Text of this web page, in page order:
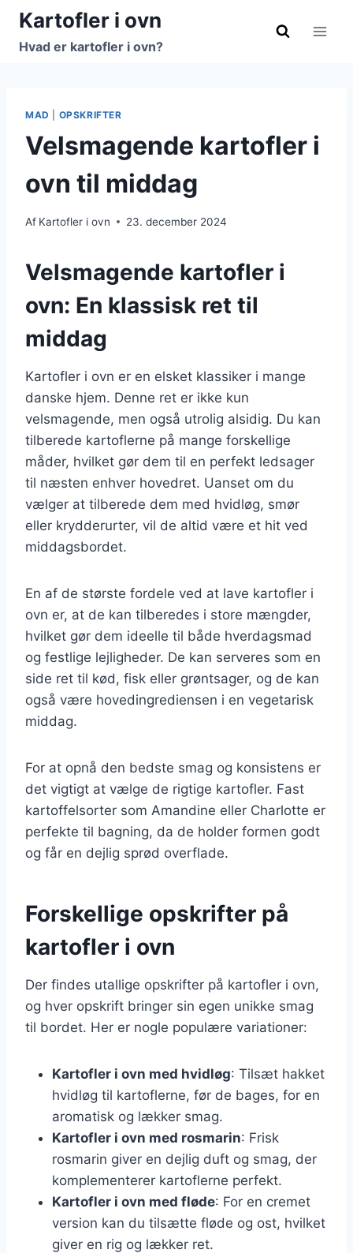
Fortsæt
indhold
Kartofler i ovn
Hvad er kartofler i ovn?
MAD OPSKRIFTER
Velsmagende kartofler i
ovn til middag
Af Kartofler i ovn 23. december 2024
Velsmagende kartofler i
ovn: En klassisk ret til
middag
Kartofler i ovn er en elsket klassiker i mange
danske hjem. Denne ret er ikke kun
velsmagende, men også utrolig alsidig. Du kan
tilberede kartoflerne på mange forskellige
måder, hvilket gør dem til en perfekt ledsager
til næsten enhver hovedret. Uanset om du
vælger at tilberede dem med hvidløg, smør
eller krydderurter, vil de altid være et hit ved
middagsbordet.
En af de største fordele ved at lave kartofler i
ovn er, at de kan tilberedes i store mængder,
hvilket gør dem ideelle til både hverdagsmad
og festlige lejligheder. De kan serveres som en
side ret til kød, fisk eller grøntsager, og de kan
også være hovedingrediensen i en vegetarisk
middag.
For at opnå den bedste smag og konsistens er
det vigtigt at vælge de rigtige kartofler. Fast
kartoffelsorter som Amandine eller Charlotte er
perfekte til bagning, da de holder formen godt
og får en dejlig sprød overflade.
Forskellige opskrifter på
kartofler i ovn
Der findes utallige opskrifter på kartofler i ovn,
og hver opskrift bringer sin egen unikke smag
til bordet. Her er nogle populære variationer:
Kartofler i ovn med hvidløg: Tilsæt hakket
hvidløg til kartoflerne, før de bages, for en
aromatisk og lækker smag.
Kartofler i ovn med rosmarin: Frisk
rosmarin giver en dejlig duft og smag, der
komplementerer kartoflerne perfekt.
Kartofler i ovn med fløde: For en cremet
version kan du tilsætte fløde og ost, hvilket
giver en rig og lækker ret.